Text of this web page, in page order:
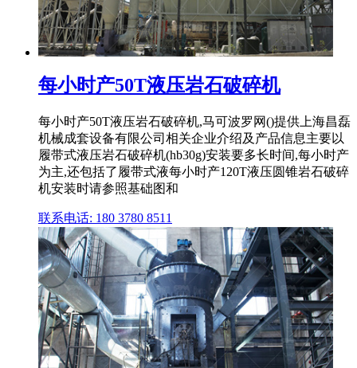
每小时产50T液压岩石破碎机
每小时产50T液压岩石破碎机,马可波罗网()提供上海昌磊
机械成套设备有限公司相关企业介绍及产品信息主要以
履带式液压岩石破碎机(hb30g)安装要多长时间,每小时产
为主,还包括了履带式液每小时产120T液压圆锥岩石破碎
机安装时请参照基础图和
联系电话: 180 3780 8511